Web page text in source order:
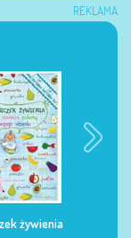
REKLAMA
żywienia